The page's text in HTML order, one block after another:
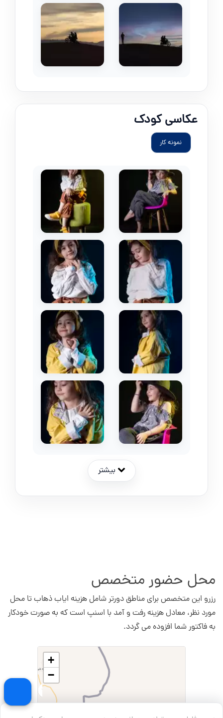
عکاسی کودک
نمونه کار
بیشتر
محل حضور متخصص
رزرو این متخصص برای مناطق دورتر شامل هزینه ایاب ذهاب تا محل
مورد نظر، معادل هزینه رفت و آمد با اسنپ است که به صورت خودکار
به فاکتور شما افزوده می گردد.
+
−